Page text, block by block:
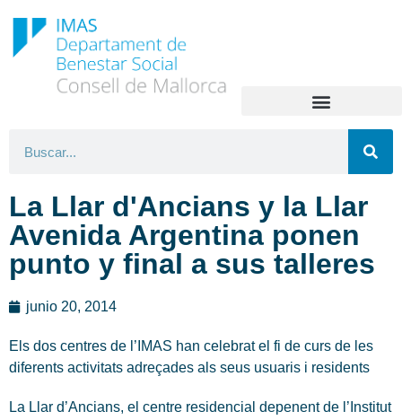
La Llar d'Ancians y la Llar
Avenida Argentina ponen
punto y final a sus talleres
junio 20, 2014
Els dos centres de l’IMAS han celebrat el fi de curs de les
diferents activitats adreçades als seus usuaris i residents
La Llar d’Ancians, el centre residencial depenent de l’Institut